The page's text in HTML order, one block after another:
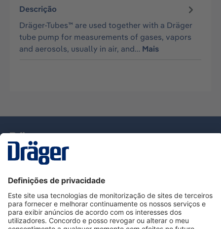
Descrição
Dräger-Tubes™ are used together with a Dräger
tube pump for measurements of gases, vapors
and aerosols, usually in air, and… Mais
Serviço de Apoio ao Cliente Dräger
Utilização da loja
Informações